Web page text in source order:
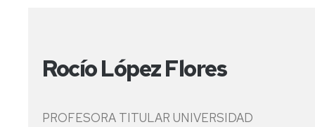
CONSEJO
Rocío López Flores
PROFESORA TITULAR UNIVERSIDAD